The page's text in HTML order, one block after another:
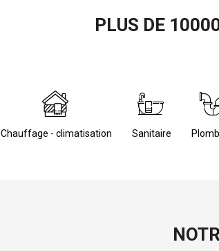
PLUS DE
Chauffage - climatisation Sanitaire